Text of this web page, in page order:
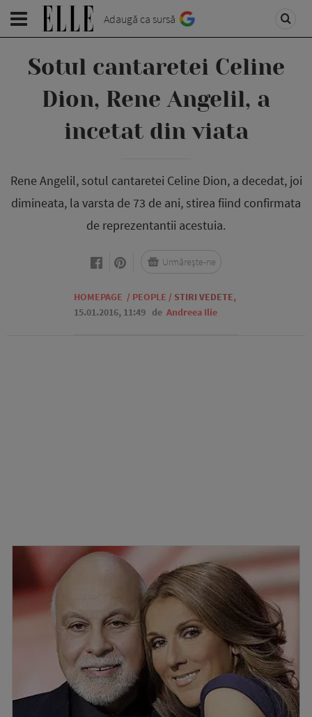
Adaugă ca sursă
Sotul cantaretei Celine
Dion, Rene Angelil, a
incetat din viata
Rene Angelil, sotul cantaretei Celine Dion, a decedat, joi
dimineata, la varsta de 73 de ani, stirea fiind confirmata
de reprezentantii acestuia.
HOMEPAGE / PEOPLE / STIRI VEDETE,
15.01.2016, 11:49 de Andreea Ilie
Urmărește-ne